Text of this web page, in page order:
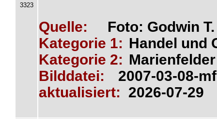
3323
Quelle:
Foto: Godwin
Kategorie 1: Handel und
Kategorie 2:
Bilddatei:
2007-03-08-
aktualisiert: 2026-07-29